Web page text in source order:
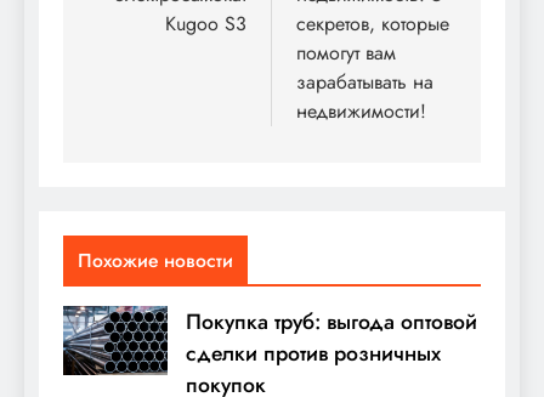
записямKugoo S3
секретов, которые
помогут вам
зарабатывать на
недвижимости!
Похожие новости
Покупка труб: выгода оптовой
сделки против розничных
покупок